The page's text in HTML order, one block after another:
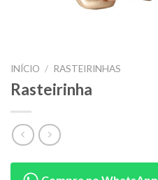
INÍCIO / RASTEIRINHAS
Rasteirinha